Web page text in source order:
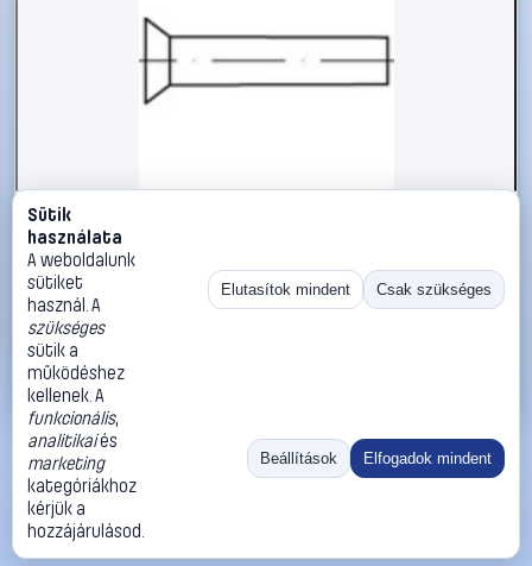
#112282
TOOLCRAFT 112282 Süllyesztett szegecs (Ø x H) 4 mm x
20 mm Acél 1000 db
TOOLCRAFT Szegecsek
15 990 Ft
Kosárba
«
Ugrás:
Méret:
Rendezés:
©2026
ThermoScope
ÁSZF
Cégbemutató
Sütik
használata
A weboldalunk
sütiket
használ. A
szükséges
sütik a
működéshez
kellenek. A
funkcionális,
analitikaiés
marketing
kategóriákhoz
kérjük a
hozzájárulásod.
Elutasítok mindent Csak szükséges
Beállítások Elfogadok mindent